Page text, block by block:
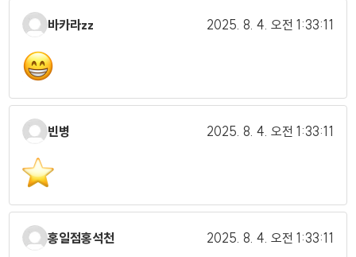
바카라zz 2025. 8. 4. 오전 1:33:11
빈병 2025. 8. 4. 오전 1:33:11
홍일점홍석천 2025. 8. 4. 오전 1:33:11